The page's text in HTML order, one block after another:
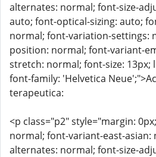
alternates: normal; font-size-
auto; font-optical-sizing: auto;
normal; font-variation-settings:
position: normal; font-variant-
stretch: normal; font-size: 13px;
font-family: 'Helvetica
terapeutica:
<p class="p2" style="margin:
normal; font-variant-east-
alternates: normal; font-size-